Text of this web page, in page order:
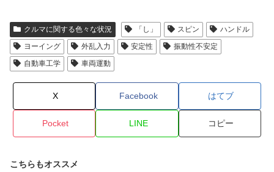
クルマに関する色々な状況 「し」 スピン
ハンドル
ヨーイング
外乱入力 安定性
振動性不安定
自動車工学
車両運動
X Facebook はてブ
Pocket LINE コピー
こちらもオススメ